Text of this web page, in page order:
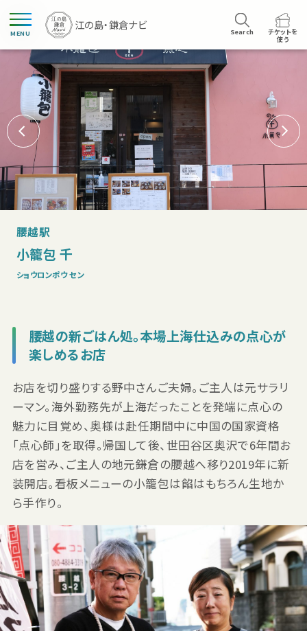
MENU Search
チケットを
使う
腰越駅
小籠包 千
ショウロンポウ セン
腰越の新ごはん処。本場上海仕込みの点心が
楽しめるお店
お店を切り盛りする野中さんご夫婦。ご主人は元サラリ
ーマン。海外勤務先が上海だったことを発端に点心の
魅力に目覚め、奥様は赴任期間中に中国の国家資格
「点心師」を取得。帰国して後、世田谷区奥沢で6年間お
店を営み、ご主人の地元鎌倉の腰越へ移り2019年に新
装開店。看板メニューの小籠包は餡はもちろん生地か
ら手作り。